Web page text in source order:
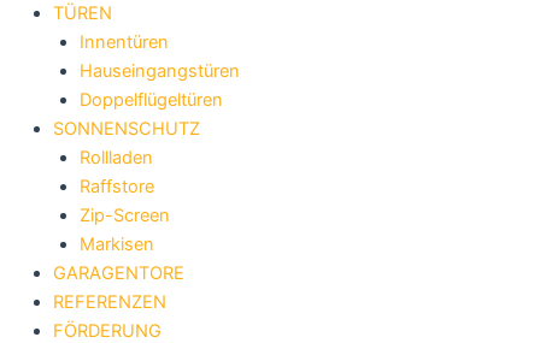
TÜREN
Innentüren
Hauseingangstüren
Doppelflügeltüren
SONNENSCHUTZ
Rollladen
Raffstore
Zip-Screen
Markisen
GARAGENTORE
REFERENZEN
FÖRDERUNG